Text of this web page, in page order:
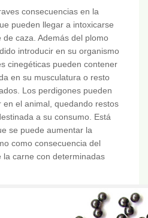
consecuencias en la
pueden llegar a intoxicarse
caza. Además del plomo
introducir en su organismo
cinegéticas pueden contener
en su musculatura o resto
Los perdigones pueden
el animal, quedando restos
a su consumo. Está
se puede aumentar la
como consecuencia del
la carne con determinadas